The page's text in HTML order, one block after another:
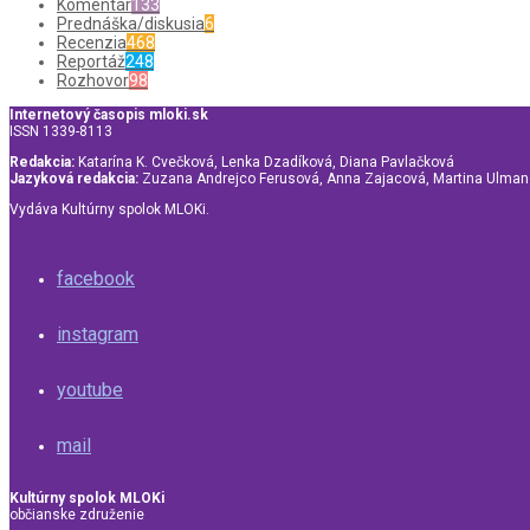
Komentár133
Prednáška/diskusia6
Recenzia468
Reportáž248
Rozhovor98
Internetový časopis mloki.sk
ISSN 1339-8113
Redakcia: Katarína K. Cvečková, Lenka Dzadíková, Diana Pavlačková
Jazyková redakcia: Zuzana Andrejco Ferusová, Anna Zajacová, Martina
Vydáva Kultúrny spolok MLOKi.
facebook
instagram
youtube
mail
Kultúrny spolok MLOKi
občianske združenie